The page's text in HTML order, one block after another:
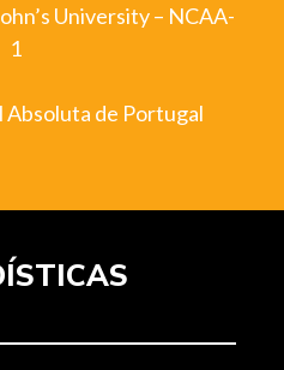
University – NCAA-
1
Absoluta de Portugal